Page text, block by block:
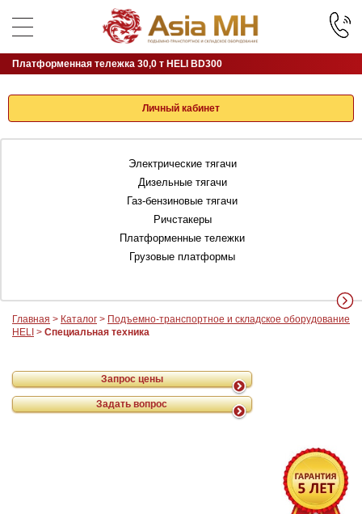
Личный кабинет
Электрические тягачи
Дизельные тягачи
Газ-бензиновые тягачи
Ричстакеры
Платформенные тележки
Грузовые платформы
Главная > Каталог > Подъемно-транспортное и складское оборудование
HELI > Специальная техника
Платформенная тележка 30,0 т HELI BD300
Запрос цены
Задать вопрос